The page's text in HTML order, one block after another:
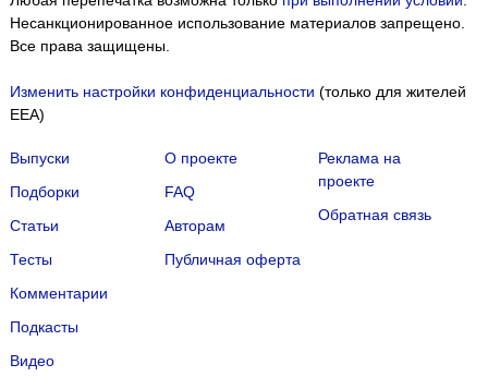
Несанкционированное использование материалов запрещено.
Все права защищены.
Изменить настройки конфиденциальности (только для жителей
EEA)
Выпуски
Подборки
Статьи
Тесты
Комментарии
Подкасты
Видео
О проекте
FAQ
Авторам
Публичная оферта
Реклама на
проекте
Обратная связь